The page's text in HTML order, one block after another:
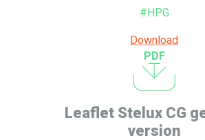
#HPG
Download
PDF
Leaflet Stelux CG
version